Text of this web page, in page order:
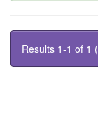
Results 1-1 of 1